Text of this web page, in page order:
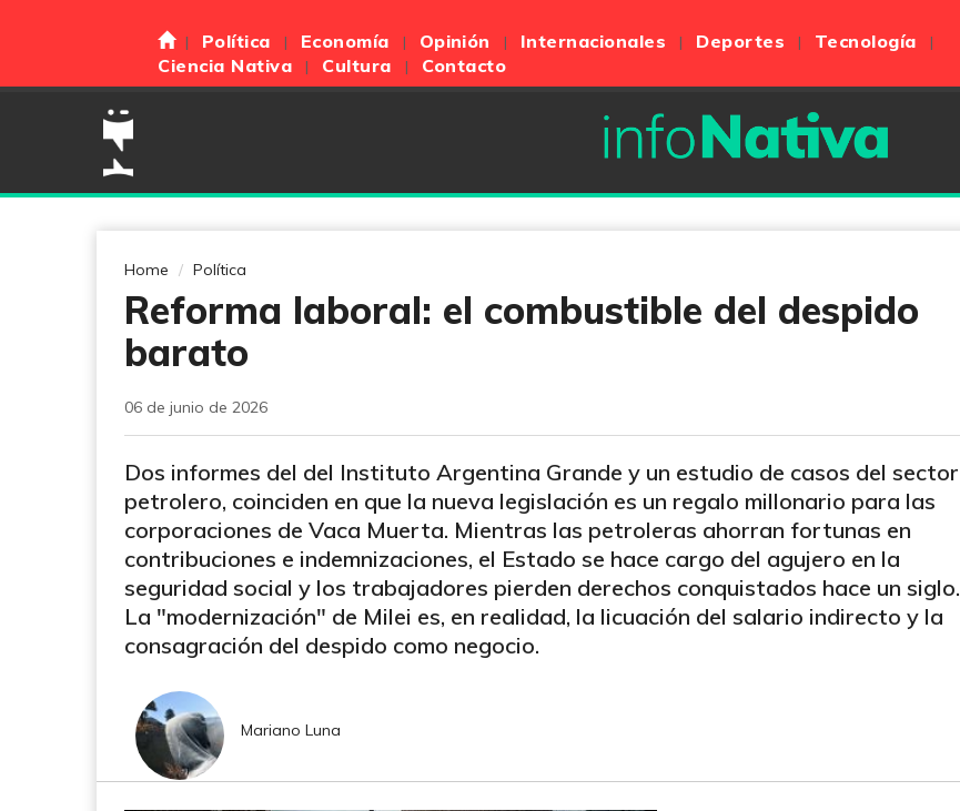
Política Economía Opinión Internacionales Deportes
Tecnología
Ciencia Nativa
Cultura Contacto
Home Política
Reforma laboral: el combustible del despido
barato
06 de junio de 2026
Dos informes del del Instituto Argentina Grande y un estudio de casos del sector
petrolero, coinciden en que la nueva legislación es un regalo millonario para las
corporaciones de Vaca Muerta. Mientras las petroleras ahorran fortunas en
contribuciones e indemnizaciones, el Estado se hace cargo del agujero en la
seguridad social y los trabajadores pierden derechos conquistados hace un siglo.
La "modernización" de Milei es, en realidad, la licuación del salario indirecto y la
consagración del despido como negocio.
Mariano Luna